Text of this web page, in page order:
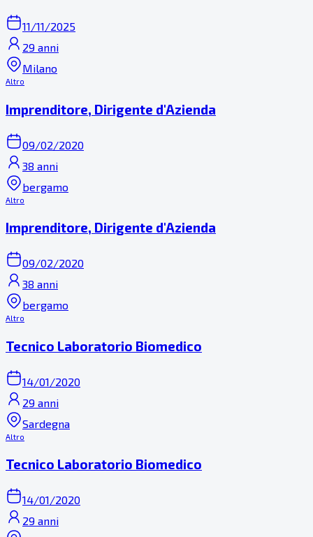
11/11/2025
29 anni
Milano
Altro
Imprenditore, Dirigente d'Azienda
09/02/2020
38 anni
bergamo
Altro
Imprenditore, Dirigente d'Azienda
09/02/2020
38 anni
bergamo
Altro
Tecnico Laboratorio Biomedico
14/01/2020
29 anni
Sardegna
Altro
Tecnico Laboratorio Biomedico
14/01/2020
29 anni